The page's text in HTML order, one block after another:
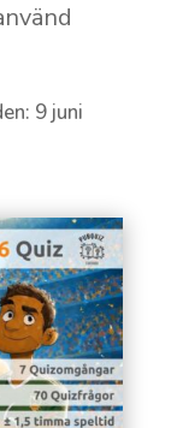
9 juni